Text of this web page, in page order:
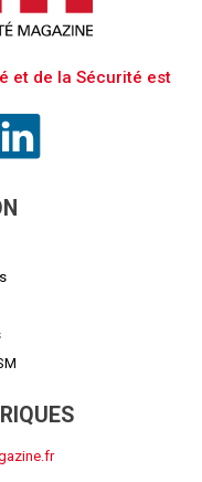
et de la Sécurité est